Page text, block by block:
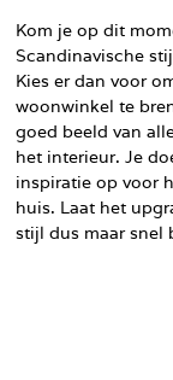
Kom je op dit
Scandinavische
Kies er dan voor
woonwinkel te
goed beeld van
het interieur. Je
inspiratie op voor
huis. Laat het
stijl dus maar snel